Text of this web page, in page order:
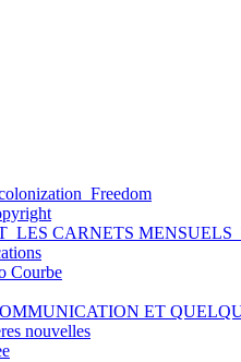
CARNETS
Courbe
ET
nouvelles